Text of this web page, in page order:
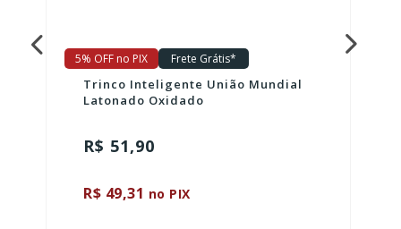
5% OFF no PIX Frete Grátis*
Trinco Inteligente União Mundial
Latonado Oxidado
R$ 51,90
R$ 49,31 no PIX